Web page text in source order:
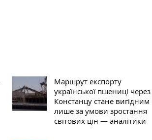
Маршрут експорту
української пшениці через
Констанцу стане вигідним
лише за умови зростання
світових цін — аналітики